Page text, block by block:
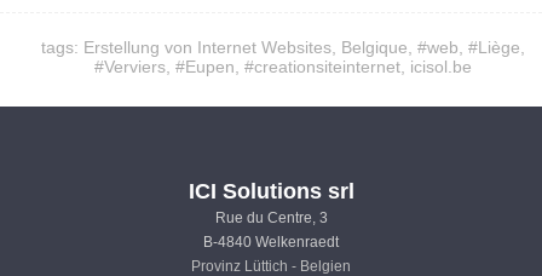
tags: Erstellung von Internet Websites , Belgique, #web, #Liège
#Verviers, #Eupen, #creationsiteinternet , icisol.be
ICI Solutions srl
Rue du Centre, 3
B-4840 Welkenraedt
Provinz Lüttich - Belgien